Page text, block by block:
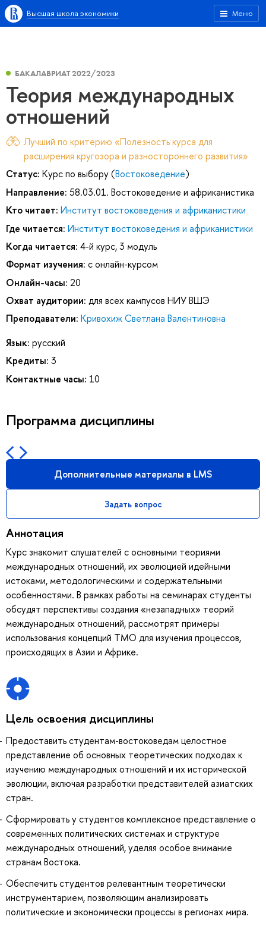
Меню
Высшая школа экономики
БАКАЛАВРИАТ 2022/2023
Теория международных
отношений
Лучший по критерию «Полезность курса для
расширения кругозора и разностороннего развития»
Статус: Курс по выбору (Востоковедение)
Направление: 58.03.01. Востоковедение и африканистика
Кто читает: Институт востоковедения и африканистики
Где читается: Институт востоковедения и африканистики
Когда читается: 4-й курс, 3 модуль
Формат изучения: с онлайн-курсом
Онлайн-часы: 20
Охват аудитории: для всех кампусов НИУ ВШЭ
Преподаватели: Кривохиж Светлана Валентиновна
Язык: русский
Кредиты: 3
Контактные часы: 10
Программа дисциплины
Дополнительные материалы в LMS
Задать вопрос
Аннотация
Курс знакомит слушателей с основными теориями
международных отношений, их эволюцией идейными
истоками, методологическими и содержательными
особенностями. В рамках работы на семинарах студенты
обсудят перспективы создания «незападных» теорий
международных отношений, рассмотрят примеры
использования концепций ТМО для изучения процессов,
происходящих в Азии и Африке.
Цель освоения дисциплины
Предоставить студентам-востоковедам целостное
представление об основных теоретических подходах к
изучению международных отношений и их исторической
эволюции, включая разработки представителей азиатских
стран.
Сформировать у студентов комплексное представление о
современных политических системах и структуре
международных отношений, уделяя особое внимание
странам Востока.
Обеспечить студентов релевантным теоретически
инструментарием, позволяющим анализировать
политические и экономически процессы в регионах мира.